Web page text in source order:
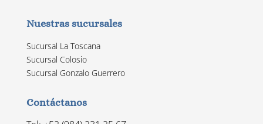
Nuestras sucursales
Sucursal La Toscana
Sucursal Colosio
Sucursal Gonzalo Guerrero
Contáctanos